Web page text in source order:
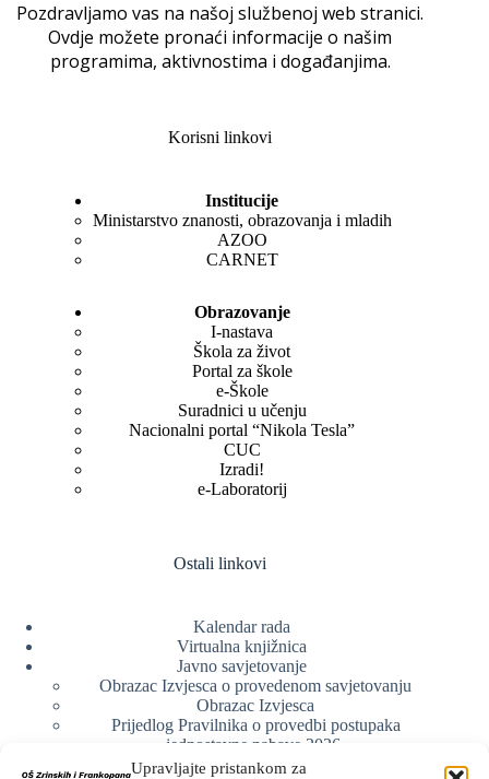
Upravljajte pristankom za
Pozdravljamo vas na našoj službenoj web stranici.
Ovdje možete pronaći informacije o našim
programima, aktivnostima i događanjima.
Korisni linkovi
Institucije
Ministarstvo znanosti, obrazovanja i mladih
AZOO
CARNET
Obrazovanje
I-nastava
Škola za život
Portal za škole
e-Škole
Suradnici u učenju
Nacionalni portal “Nikola Tesla”
CUC
Izradi!
e-Laboratorij
Ostali linkovi
Kalendar rada
Virtualna knjižnica
Javno savjetovanje
Obrazac Izvjesca o provedenom savjetovanju
Obrazac Izvjesca
Prijedlog Pravilnika o provedbi postupaka
jednostavne nabave 2026.
Obrazlozenje uz prijedlog Pravilnika o provedbi